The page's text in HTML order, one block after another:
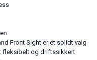
Front Sight er et solidt valg
fleksibelt og driftssikkert